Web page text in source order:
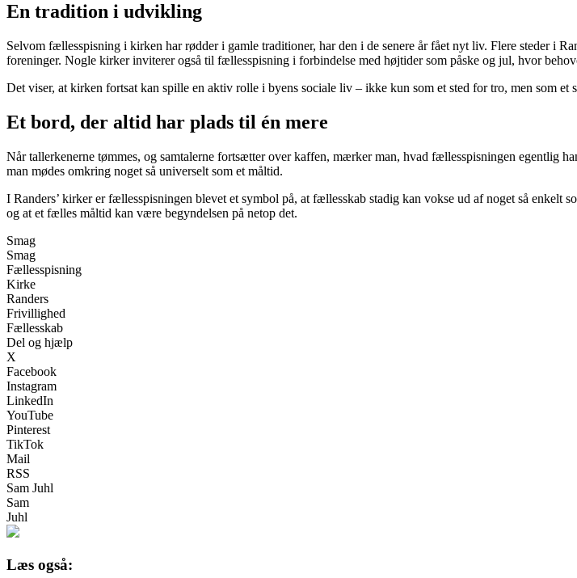
En tradition i udvikling
Selvom fællesspisning i kirken har rødder i gamle traditioner, har den i de senere år fået nyt liv. Flere steder i
foreninger. Nogle kirker inviterer også til fællesspisning i forbindelse med højtider som påske og jul, hvor
Det viser, at kirken fortsat kan spille en aktiv rolle i byens sociale liv – ikke kun som et sted for tro, men som et
Et bord, der altid har plads til én mere
Når tallerkenerne tømmes, og samtalerne fortsætter over kaffen, mærker man, hvad fællesspisningen egentlig
man mødes omkring noget så universelt som et måltid.
I Randers’ kirker er fællesspisningen blevet et symbol på, at fællesskab stadig kan vokse ud af noget så
og at et fælles måltid kan være begyndelsen på netop det.
Smag
Smag
Fællesspisning
Kirke
Randers
Frivillighed
Fællesskab
Del og hjælp
X
Facebook
Instagram
LinkedIn
YouTube
Pinterest
TikTok
Mail
RSS
Sam Juhl
Sam
Juhl
Læs også: